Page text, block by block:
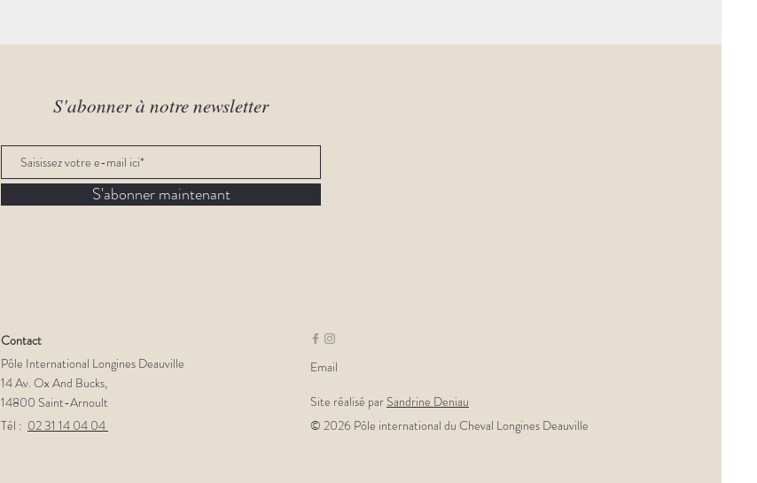
S'abonner à notre newsletter
S'abonner maintenant
Contact
Pôle International Longines Deauville
14 Av. Ox And Bucks,
14800 Saint-Arnoult
Tél : 02 31 14 04 04
Email
Site réalisé par Sandrine Deniau
© 2026 Pôle international du Cheval Longines Deauville